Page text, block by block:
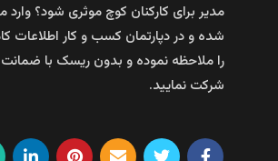
مدیر برای کارکنان کوچ موثری شود؟
شده و در دپارتمان کسب و کار اطلاعات
را ملاحظه نموده و بدون ریسک با
شرکت نمایید.